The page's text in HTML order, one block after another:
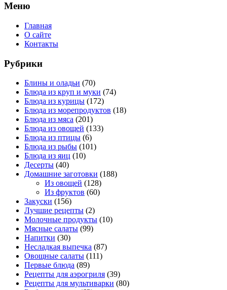
Меню
Главная
О сайте
Контакты
Рубрики
Блины и оладьи (70)
Блюда из круп и муки (74)
Блюда из курицы (172)
Блюда из морепродуктов (18)
Блюда из мяса (201)
Блюда из овощей (133)
Блюда из птицы (6)
Блюда из рыбы (101)
Блюда из яиц (10)
Десерты (40)
Домашние заготовки (188)
Из овощей (128)
Из фруктов (60)
Закуски (156)
Лучшие рецепты (2)
Молочные продукты (10)
Мясные салаты (99)
Напитки (30)
Несладкая выпечка (87)
Овощные салаты (111)
Первые блюда (89)
Рецепты для аэрогриля (39)
Рецепты для мультиварки (80)